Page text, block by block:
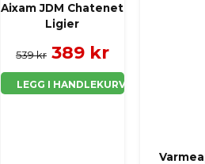
Aixam JDM Chatenet
Ligier
539 kr 389 kr
LEGG I HANDLEKURV